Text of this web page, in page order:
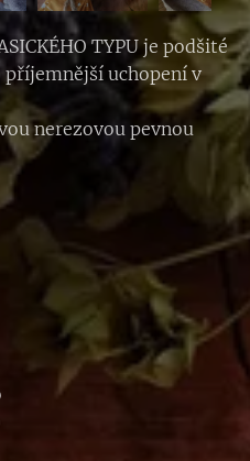
TYPU je podšité
uchopení v
nerezovou pevnou